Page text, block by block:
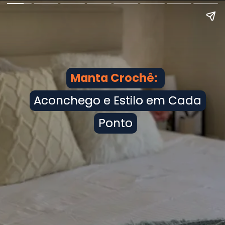
Manta Crochê:
Aconchego e Estilo em Cada
Ponto
Manta Crochê:
Aconchego e Estilo em Cada
Ponto